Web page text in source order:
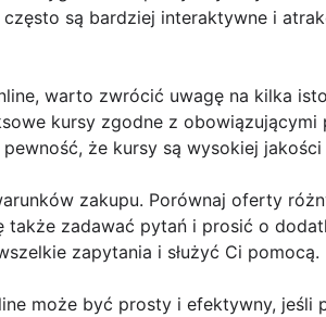
są bardziej interaktywne i
warto zwrócić uwagę na kilka
kursy zgodne z obowiązującymi
że kursy są wysokiej jakości
zakupu. Porównaj oferty
także zadawać pytań i prosić o
zapytania i służyć Ci pomocą.
może być prosty i efektywny, jeśli